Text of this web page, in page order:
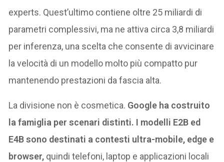
experts. Quest’ultimo contiene oltre 25 miliardi di
parametri complessivi, ma ne attiva circa 3,8 miliardi
per inferenza, una scelta che consente di avvicinare
la velocità di un modello molto più compatto pur
mantenendo prestazioni da fascia alta.
La divisione non è cosmetica. Google ha costruito
la famiglia per scenari distinti. I modelli E2B ed
E4B sono destinati a contesti ultra-mobile, edge e
browser, quindi telefoni, laptop e applicazioni locali